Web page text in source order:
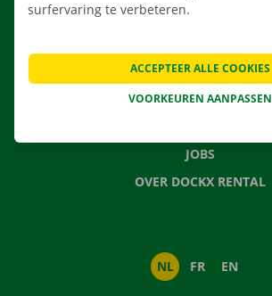
VEELGESTELDE VRAGEN
NIEUWS
JOBS
OVER DOCKX RENTAL
NL FR EN
surfervaring te verbeteren.
VOORKEUREN AANPASSEN
ACCEPTEER ALLE COOKIES